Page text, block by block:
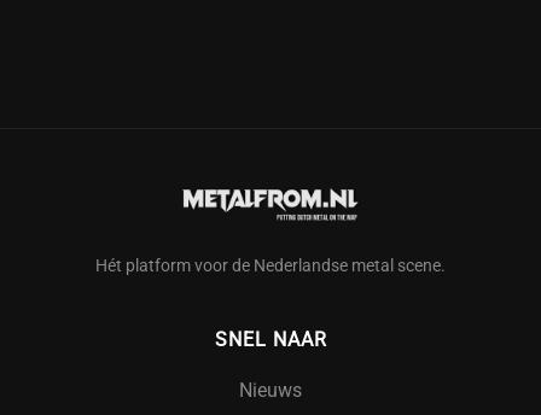
Hét platform voor de Nederlandse metal scene.
SNEL NAAR
Nieuws